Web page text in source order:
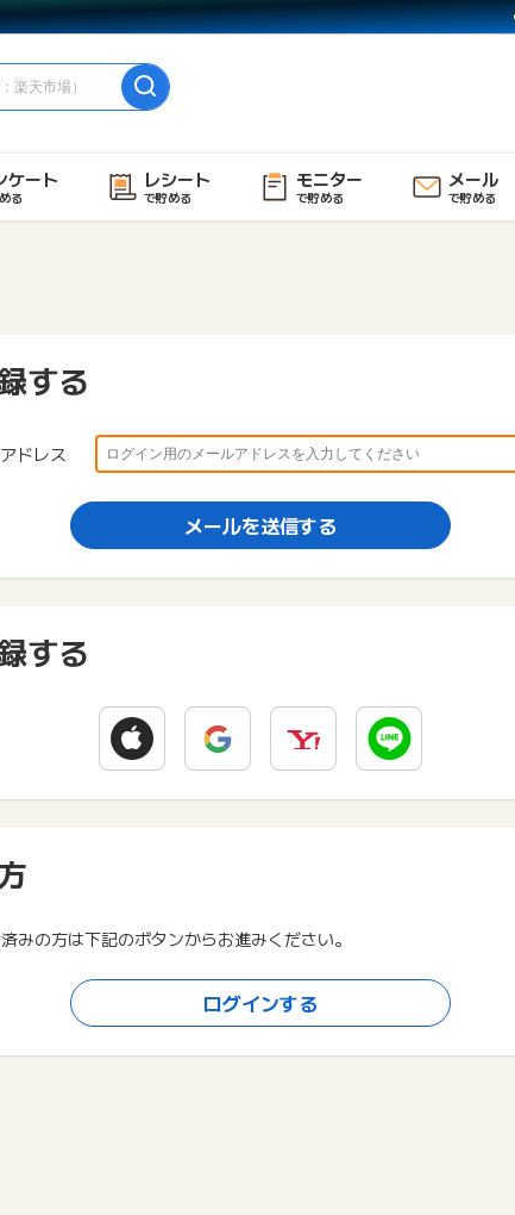
ケート
る
レシート
で貯める
モニター
で貯める
メール
で貯める
する
ドレス
メールを送信する
する
みの方は下記のボタンからお進みください。
ログインする